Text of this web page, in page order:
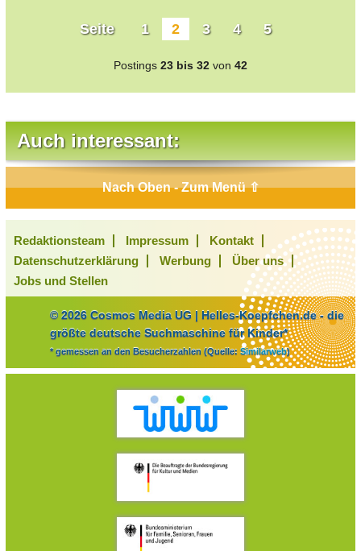
Seite 1 2 3 4 5
Postings 23 bis 32 von 42
Auch interessant:
Nach Oben - Zum Menü ⇧
Redaktionsteam Impressum
Kontakt
Datenschutzerklärung
Werbung
Über uns
Jobs und Stellen
© 2026 Cosmos Media UG | Helles-Koepfchen.de - die
größte deutsche Suchmaschine für Kinder*
* gemessen an den Besucherzahlen (Quelle: Similarweb)